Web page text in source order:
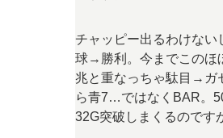
チャッピー出るわけな
球→勝利。今までこのほ
兆と重なっちゃ駄目→ガ
ら青7…ではなくBAR。
32G突破しまくるのです